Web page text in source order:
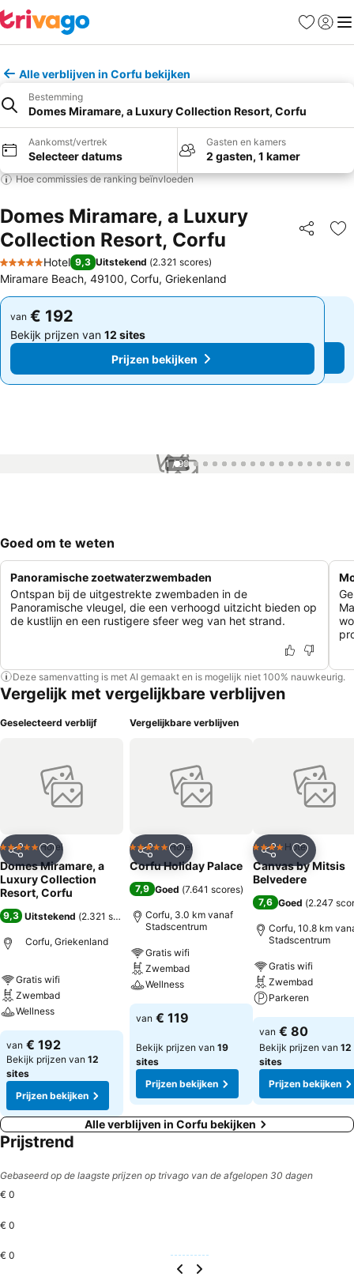
Favorieten
Alle verblijven in Corfu bekijken
Bestemming
Domes Miramare, a Luxury Collection Resort, Corfu
Aankomst/vertrek
Selecteer datums
Gasten en kamers
2 gasten, 1 kamer
Hoe commissies de ranking beïnvloeden
Domes Miramare, a Luxury
Collection Resort, Corfu
Delen
5 Sterren
Hotel 9,3 Uitstekend (2.321 scores)
Miramare Beach, 49100, Corfu, Griekenland
van € 192
Bekijk prijzen van 12 sites
Prijzen bekijken
van € 192
Bekijk prijzen van 12 sites
Prijzen bekijken
1 / 99
Goed om te weten
Panoramische zoetwaterzwembaden
Ontspan bij de uitgestrekte zwembaden in de
Panoramische vleugel, die een verhoogd uitzicht bieden op
de kustlijn en een rustigere sfeer weg van het strand.
Deze samenvatting is met AI gemaakt en is mogelijk niet 100% nauwkeurig.
Vergelijk met vergelijkbare verblijven
Geselecteerd verblijf
Delen Toevoegen aan favorieten
5 Sterren Hotel
Domes Miramare, a
Luxury Collection
Resort, Corfu
9,3 Uitstekend (2.321 scores)
Corfu, Griekenland
Gratis wifi
Zwembad
Wellness
van € 192
Bekijk prijzen van 12
sites
Prijzen bekijken
Vergelijkbare verblijven
Delen Toevoegen aan favorieten
5 Sterren Hotel
Corfu Holiday Palace
7,9 Goed (7.641 scores)
Corfu, 3.0 km vanaf
Stadscentrum
Gratis wifi
Zwembad
Wellness
van € 119
Bekijk prijzen van 19
sites
Prijzen bekijken
Delen
4 SterrenHotel
Canvas by Mitsis
Belvedere
7,6 Goed (2.247
Corfu, 10.8 km
Stadscentrum
Gratis wifi
Zwembad
Parkeren
van € 80
Bekijk prijzen van 12
sites
Prijzen bekijken
Alle verblijven in Corfu bekijken
Prijstrend
Gebaseerd op de laagste prijzen op trivago van de afgelopen 30 dagen
€ 0
€ 0
€ 0